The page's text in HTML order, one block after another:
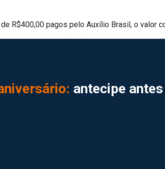
R$400,00 pagos pelo Auxílio Brasil, o valor
antecipe antes